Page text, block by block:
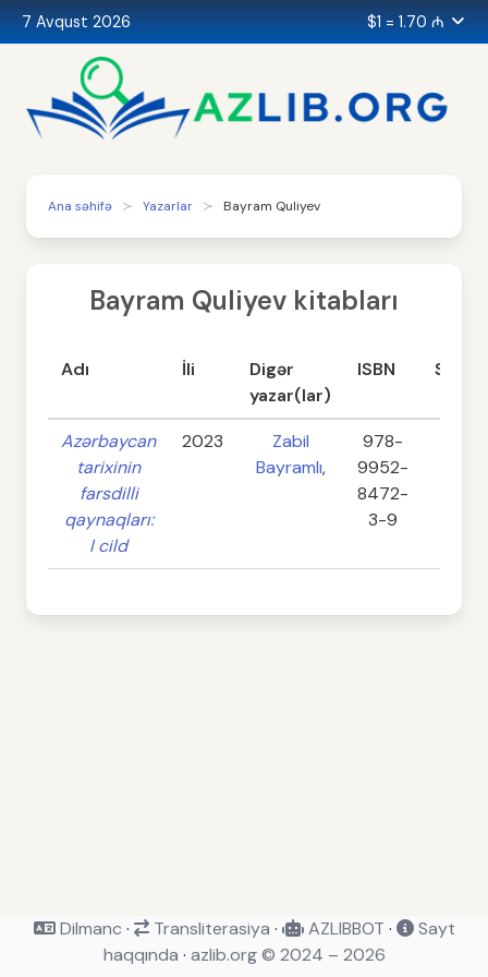
7 Avqust 2026 $1 = 1.70 ₼
Ana səhifə Yazarlar Bayram Quliyev
Bayram Quliyev kitabları
Adı İli
Digər
yazar(lar)
ISBN Səhifə
Azərbaycan
tarixinin
farsdilli
qaynaqları:
I cild
2023
Zabil
Bayramlı,
978-
9952-
8472-
3-9
Dilmanc · Transliterasiya · AZLIBBOT ·
Sayt
haqqında · azlib.org © 2024 – 2026